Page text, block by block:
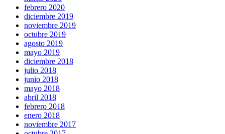
febrero 2020
diciembre 2019
noviembre 2019
octubre 2019
agosto 2019
mayo 2019
diciembre 2018
julio 2018
junio 2018
mayo 2018
abril 2018
febrero 2018
enero 2018
noviembre 2017